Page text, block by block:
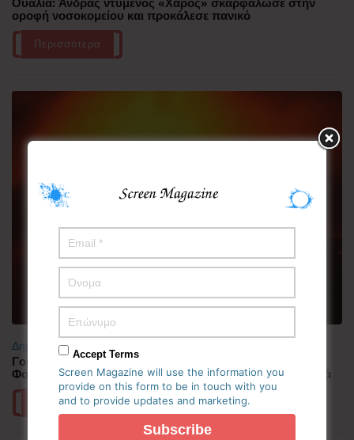
οροφή νοσοκομείου και προκάλεσε πανικό
Περισσότερα
Δημοφιλή
Γουατεμάλα: Σε ύφεση η δραστηριότητα του ηφαιστείου
Φουέγο – 1.700 άνθρωποι απομακρύνθηκαν προληπτικά
Περισσότερα
Accept Terms
Screen Magazine will use the information you
provide on this form to be in touch with you
and to provide updates and marketing.